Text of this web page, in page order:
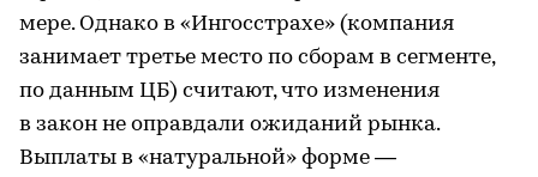
мере. Однако в «Ингосстрахе» (компания
занимает третье место по сборам в сегменте,
по данным ЦБ) считают, что изменения
в закон не оправдали ожиданий рынка.
Выплаты в «натуральной» форме —